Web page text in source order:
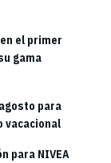
el primer
gama
para
vacacional
para NIVEA